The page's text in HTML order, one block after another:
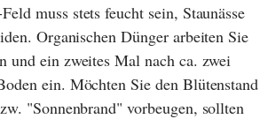
muss stets feucht sein, Staunässe
Organischen Dünger arbeiten Sie
und ein zweites Mal nach ca. zwei
ein. Möchten Sie den Blütenstand
"Sonnenbrand" vorbeugen, sollten